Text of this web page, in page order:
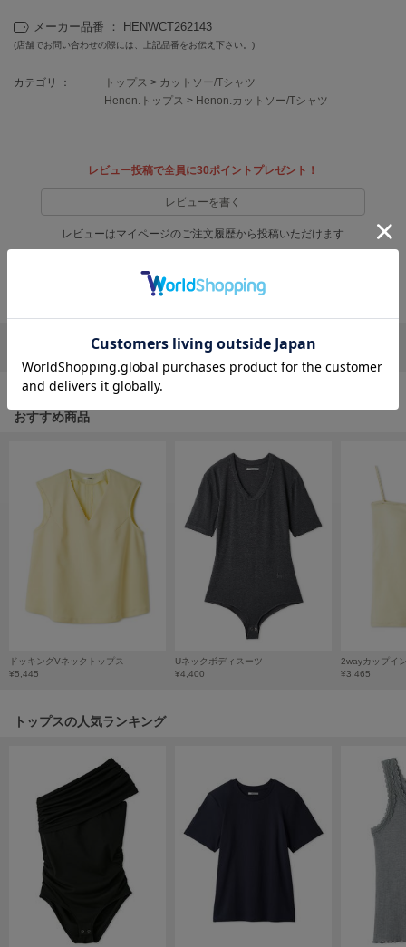
FURFUR
ファーファー
GELATO PIQUE CAT&DOG
ジェラート ピケ キャットアンドドッグ
gelato pique Sleep
ジェラート ピケ スリープ
Henon.
へノン
HUNTER
ハンター
ホカ オネオネ
le
LeSportsac
レスポートサック
LILY BROWN
リリーブラウン
LILY BROWN Lingerie
リリーブラウンランジェリー
LITTLE UNION TOKYO
メーカー品番 ： HENWCT262143
(店舗でお問い合わせの際には、上記品番をお伝え下さい。)
カテゴリ ： トップス > カットソー/Tシャツ
Henon.トップス > Henon.カットソー/Tシャツ
レビュー投稿で全員に30ポイントプレゼント！
レビューを書く
レビューはマイページのご注文履歴から投稿いただけます
返品・キャンセルについて
リポストする LINEで送る
おすすめ商品
ドッキングVネックトップス
¥5,445
Uネックボディスーツ
¥4,400
2wayカップイ
¥3,465
トップスの人気ランキング